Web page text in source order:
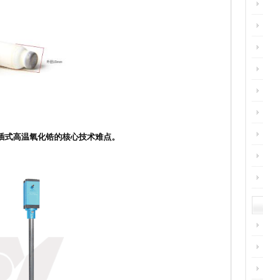
高温氧化锆的核心技术难点。